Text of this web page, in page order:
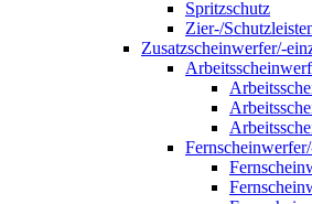
Spritzschutz
Zier-/
Zusatzscheinwerfer/-